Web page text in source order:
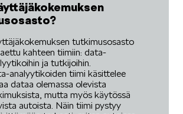
tutkimusosasto
kahteen tiimiin: data-
ja tutkijoihin.
analyytikoiden tiimi käsittelee
dataa olemassa olevista
mutta myös käytössä
autoista. Näin tiimi pystyy